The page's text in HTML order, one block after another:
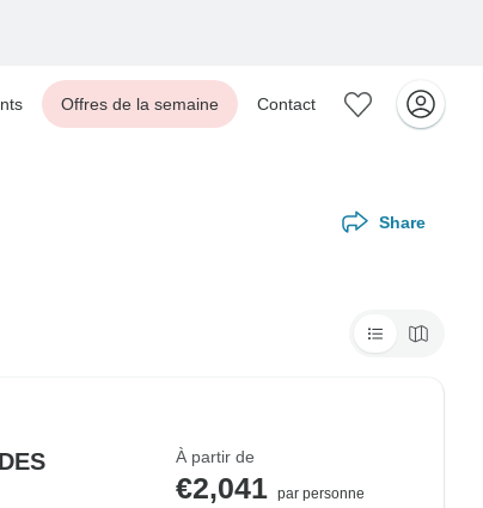
Offres de la semaine Contact
Share
À partir de
€2,041 par personne